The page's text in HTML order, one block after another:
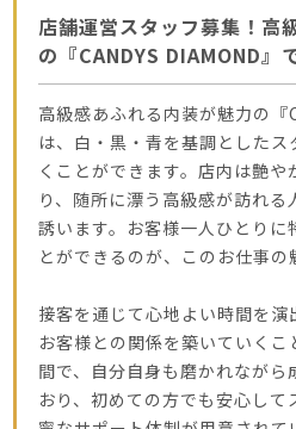
店舗運営スタッフ募集！高
の『CANDYS DIAMOND』
高級感あふれる内装が魅力の『
は、白・黒・青を基調とした
くことができます。店内は艶
り、随所に漂う高級感が訪れる
誘います。お客様一人ひとりに
とができるのが、このお仕事の
接客を通じて心地よい時間を
お客様との関係を築いていく
間で、自分自身も磨かれながら
おり、初めての方でも安心し